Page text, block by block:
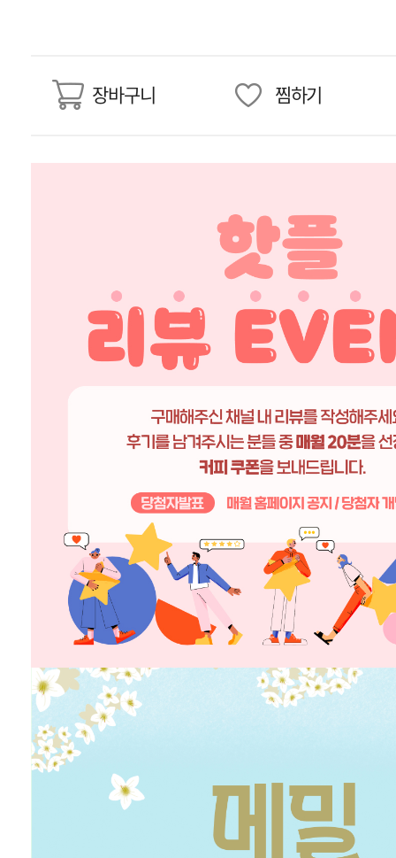
장바구니 찜하기